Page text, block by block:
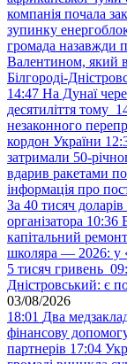
компанія почала
зупинку
громада назавжди
Валентином, який
Білгороді-
14:47 На Дунаї
десятиліття тому
незаконного
кордон України
затримали 50-
вдарив ракетами
інформація про
За 40 тисяч
організатора 10:36
капітальний ремонт
школяра — 2026: у
5 тисяч гривень
Дністровський: є
03/08/2026
18:01 Два
фінансову
партнерів 17:04